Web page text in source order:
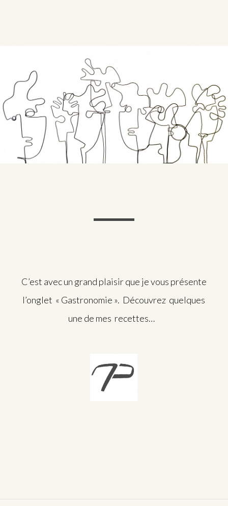
C’est avec un grand plaisir que je vous présente
l’onglet « Gastronomie ». Découvrez quelques
une de mes recettes…